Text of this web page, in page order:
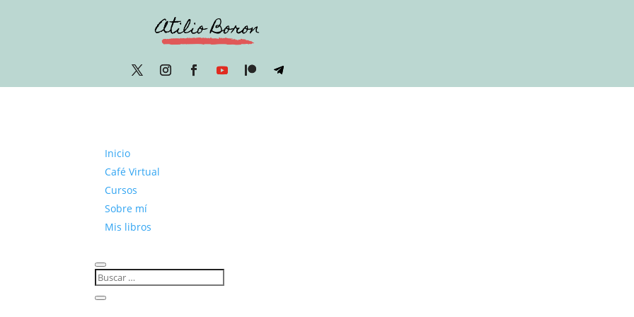
Inicio
Café Virtual
Cursos
Sobre mí
Mis libros